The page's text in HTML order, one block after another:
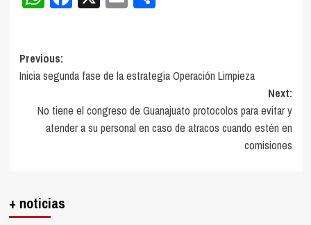
Post
navigation
Previous:
Inicia segunda fase de la estrategia Operación Limpieza
Next:
No tiene el congreso de Guanajuato protocolos para evitar y
atender a su personal en caso de atracos cuando estén en
comisiones
+ noticias